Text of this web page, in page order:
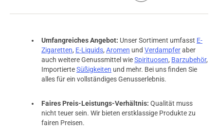
next
Umfangreiches Angebot: Unser Sortiment umfasst E-
Zigaretten, E-Liquids, Aromen und Verdampferaber
auch weitere Genussmittel wieSpirituosen, Barzubehör,
ImportierteSüßigkeiten und mehr. Bei uns finden Sie
alles für ein vollständiges Genusserlebnis.
Faires Preis-Leistungs-Verhältnis: Qualität muss
nicht teuer sein. Wir bieten erstklassige Produkte zu
fairen Preisen.